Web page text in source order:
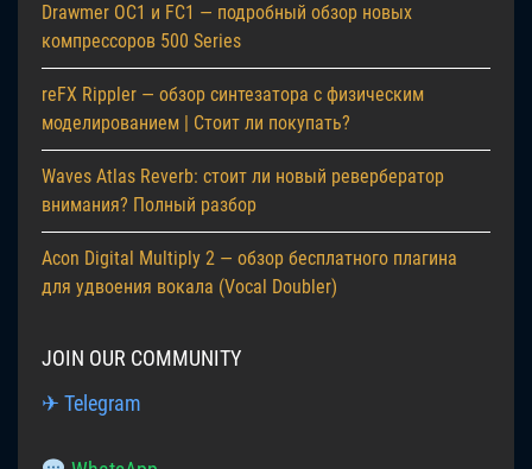
Drawmer OC1 и FC1 — подробный обзор новых
компрессоров 500 Series
reFX Rippler — обзор синтезатора с физическим
моделированием | Стоит ли покупать?
Waves Atlas Reverb: стоит ли новый ревербератор
внимания? Полный разбор
Acon Digital Multiply 2 — обзор бесплатного плагина
для удвоения вокала (Vocal Doubler)
JOIN OUR COMMUNITY
✈ Telegram